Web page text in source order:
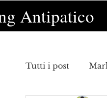
Antipatico
Tutti i post